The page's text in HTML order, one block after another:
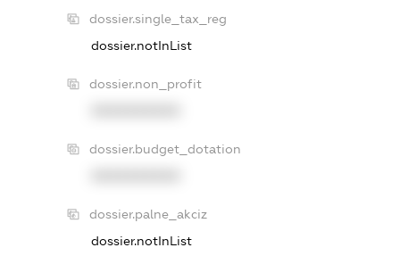
dossier.single_tax_reg
dossier.notInList
dossier.non_profit
dossier.budget_dotation
dossier.palne_akciz
dossier.notInList